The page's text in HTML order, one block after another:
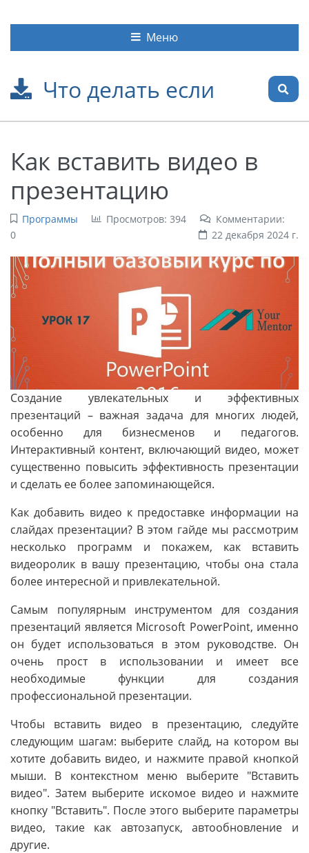
Что делать если
Меню
Как вставить видео в
презентацию
Программы Просмотров: 394
Комментарии:
0
22 декабря 2024 г.
Создание увлекательных и эффективных
презентаций – важная задача для многих людей,
особенно для бизнесменов и педагогов.
Интерактивный контент, включающий видео, может
существенно повысить эффективность презентации
и сделать ее более запоминающейся.
Как добавить видео к предоставке информации на
слайдах презентации? В этом гайде мы рассмотрим
несколько программ и покажем, как вставить
видеоролик в вашу презентацию, чтобы она стала
более интересной и привлекательной.
Самым популярным инструментом для создания
презентаций является Microsoft PowerPoint, именно
он будет использоваться в этом руководстве. Он
очень прост в использовании и имеет все
необходимые функции для создания
профессиональной презентации.
Чтобы вставить видео в презентацию, следуйте
следующим шагам: выберите слайд, на котором вы
хотите добавить видео, и нажмите правой кнопкой
мыши. В контекстном меню выберите "Вставить
видео". Затем выберите искомое видео и нажмите
кнопку "Вставить". После этого выберите параметры
видео, такие как автозапуск, автообновление и
другие.